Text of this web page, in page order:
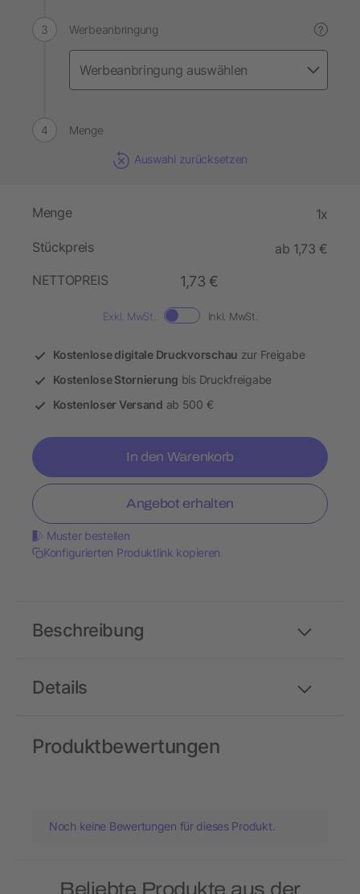
Werbeanbringung ?
Menge
Auswahl zurücksetzen
Menge 1x
Stückpreis
ab 1,73 €
NETTOPREIS
1,73 €
Exkl. MwSt. Inkl. MwSt.
Kostenlose digitale Druckvorschau zur Freigabe
Kostenlose Stornierung bis Druckfreigabe
Kostenloser Versand ab 500 €
In den Warenkorb
Angebot erhalten
Muster bestellen
Konfigurierten Produktlink kopieren
Details
Beschreibung
Produktbewertungen
Noch keine Bewertungen für dieses Produkt.
Beliebte Produkte aus der